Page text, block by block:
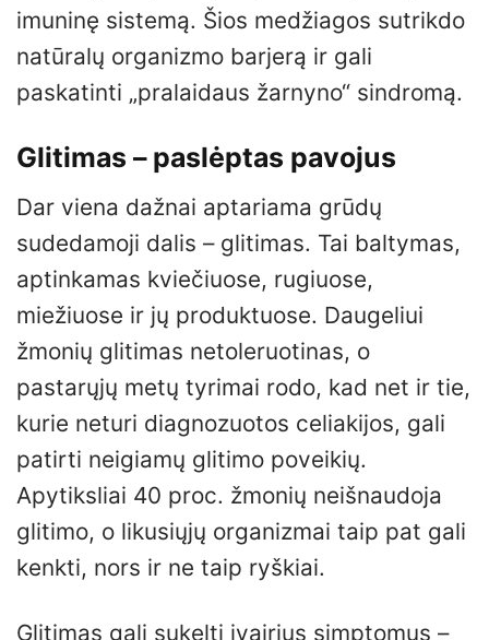
imuninę sistemą. Šios medžiagos sutrikdo
natūralų organizmo barjerą ir gali
paskatinti „pralaidaus žarnyno“ sindromą.
Glitimas – paslėptas pavojus
Dar viena dažnai aptariama grūdų
sudedamoji dalis – glitimas. Tai baltymas,
aptinkamas kviečiuose, rugiuose,
miežiuose ir jų produktuose. Daugeliui
žmonių glitimas netoleruotinas, o
pastarųjų metų tyrimai rodo, kad net ir tie,
kurie neturi diagnozuotos celiakijos, gali
patirti neigiamų glitimo poveikių.
Apytiksliai 40 proc. žmonių neišnaudoja
glitimo, o likusiųjų organizmai taip pat gali
kenkti, nors ir ne taip ryškiai.
Glitimas gali sukelti įvairius simptomus –